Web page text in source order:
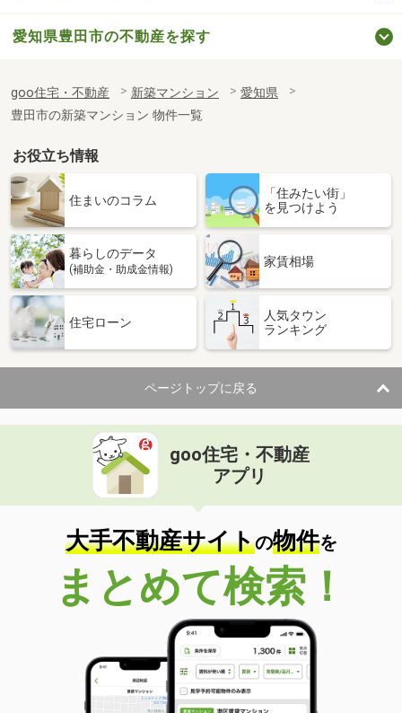
愛知県豊田市の不動産を探す
goo住宅・不動産 新築マンション
愛知県
豊田市の新築マンション 物件一覧
お役立ち情報
住まいのコラム
「住みたい街」
を見つけよう
暮らしのデータ
(補助金・助成金情報)
家賃相場
住宅ローン
人気タウン
ランキング
ページトップに戻る
goo住宅・不動産
アプリ
大手不動産サイトの物件を
まとめて検索！